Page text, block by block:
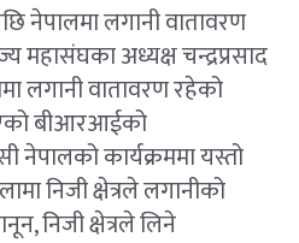
नेपालमा लगानी वातावरण
महासंघका अध्यक्ष चन्द्रप्रसाद
लगानी वातावरण रहेको
बीआरआईको
नेपालको कार्यक्रममा यस्तो
निजी क्षेत्रले लगानीको
निजी क्षेत्रले लिने